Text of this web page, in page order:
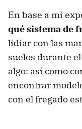
En base a mi
qué sistema de
lidiar con las
suelos durante
algo: así como
encontrar
con el fregado